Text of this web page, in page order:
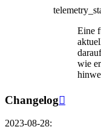
Eine
wie
Changelog
2023-08-28: